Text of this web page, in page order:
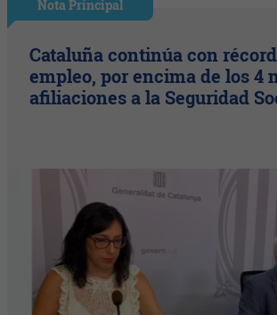
Nota Principal
Cataluña continúa con
empleo, por encima de los 4
afiliaciones a la Seguridad